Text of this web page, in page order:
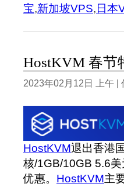
宝,新加坡VPS,日本
HostKVM 春节
2023年02月12日 上午 |
HostKVM退出香港
核/1GB/10GB 5.6
优惠。 HostKVM主